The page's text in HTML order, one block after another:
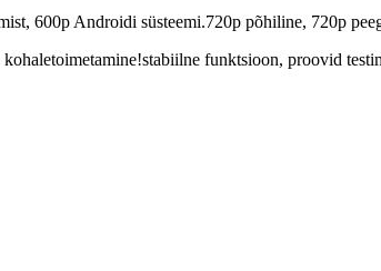
600p Androidi süsteemi.720p põhiline, 720p
funktsioon, proovid